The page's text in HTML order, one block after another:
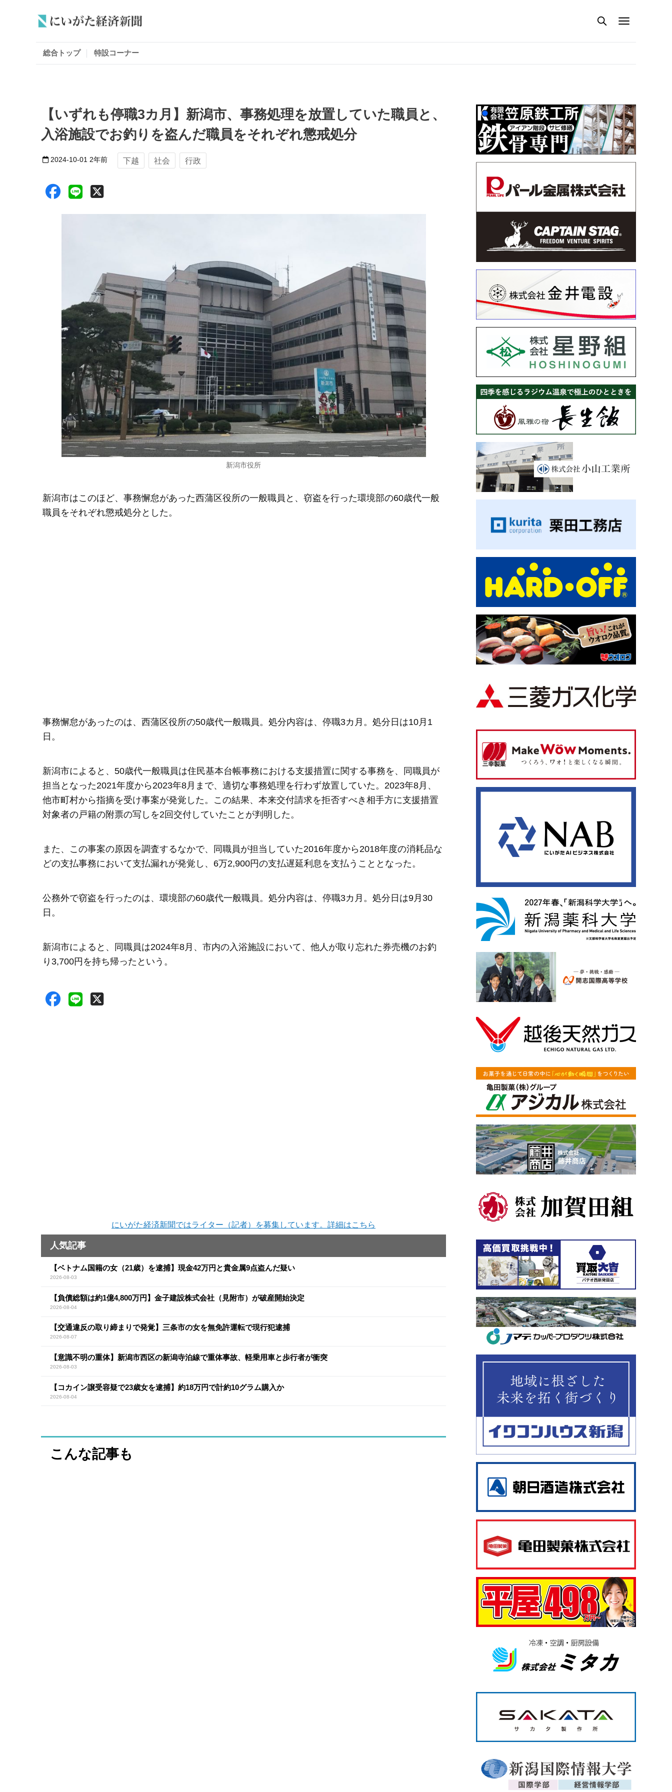
総合トップ 特設コーナー
【いずれも停職3カ月】新潟市、事務処理を放置していた職員と、
入浴施設でお釣りを盗んだ職員をそれぞれ懲戒処分
2024-10-01 2年前 下越 社会 行政
新潟市役所
新潟市はこのほど、事務懈怠があった西蒲区役所の一般職員と、窃盗を行った環境部の60歳代一般
職員をそれぞれ懲戒処分とした。
事務懈怠があったのは、西蒲区役所の50歳代一般職員。処分内容は、停職3カ月。処分日は10月1
日。
新潟市によると、50歳代一般職員は住民基本台帳事務における支援措置に関する事務を、同職員が
担当となった2021年度から2023年8月まで、適切な事務処理を行わず放置していた。2023年8月、
他市町村から指摘を受け事案が発覚した。この結果、本来交付請求を拒否すべき相手方に支援措置
対象者の戸籍の附票の写しを2回交付していたことが判明した。
また、この事案の原因を調査するなかで、同職員が担当していた2016年度から2018年度の消耗品な
どの支払事務において支払漏れが発覚し、6万2,900円の支払遅延利息を支払うこととなった。
公務外で窃盗を行ったのは、環境部の60歳代一般職員。処分内容は、停職3カ月。処分日は9月30
日。
新潟市によると、同職員は2024年8月、市内の入浴施設において、他人が取り忘れた券売機のお釣
り3,700円を持ち帰ったという。
にいがた経済新聞ではライター（記者）を募集しています。詳細はこちら
人気記事
【ベトナム国籍の女（21歳）を逮捕】現金42万円と貴金属9点盗んだ疑い
2026-08-03
【負債総額は約1億4,800万円】金子建設株式会社（見附市）が破産開始決定
2026-08-04
【交通違反の取り締まりで発覚】三条市の女を無免許運転で現行犯逮捕
2026-08-07
【意識不明の重体】新潟市西区の新潟寺泊線で重体事故、軽乗用車と歩行者が衝突
2026-08-03
【コカイン譲受容疑で23歳女を逮捕】約18万円で計約10グラム購入か
2026-08-04
こんな記事も